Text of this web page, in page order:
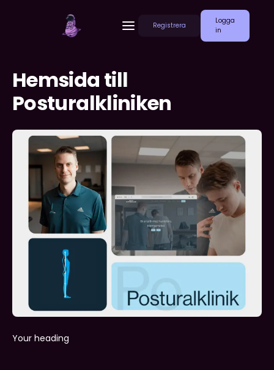
Registrera
Logga
in
Hemsida till
Posturalkliniken
Your heading